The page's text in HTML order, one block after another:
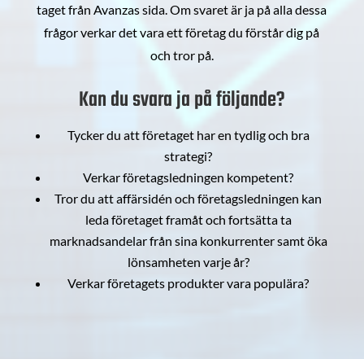
taget från Avanzas sida. Om svaret är ja på alla dessa
frågor verkar det vara ett företag du förstår dig på
och tror på.
Kan du svara ja på följande?
Tycker du att företaget har en tydlig och bra
strategi?
Verkar företagsledningen kompetent?
Tror du att affärsidén och företagsledningen kan
leda företaget framåt och fortsätta ta
marknadsandelar från sina konkurrenter samt öka
lönsamheten varje år?
Verkar företagets produkter vara populära?